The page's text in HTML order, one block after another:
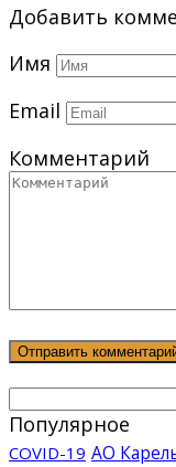
Добавить
Имя
Email
Комментарий
Популярное
COVID-19 АО